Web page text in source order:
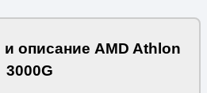
и описание AMD Athlon
3000G